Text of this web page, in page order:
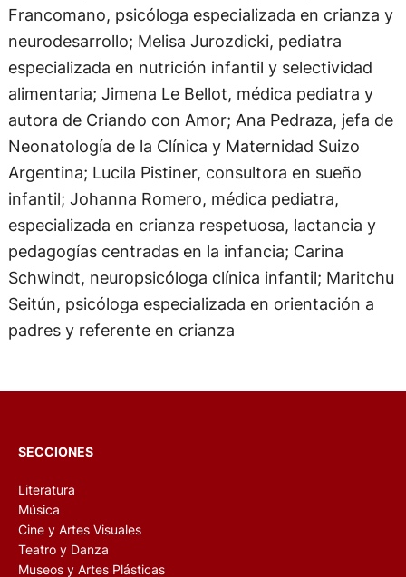
Francomano, psicóloga especializada en crianza y
neurodesarrollo; Melisa Jurozdicki, pediatra
especializada en nutrición infantil y selectividad
alimentaria; Jimena Le Bellot, médica pediatra y
autora de Criando con Amor; Ana Pedraza, jefa de
Neonatología de la Clínica y Maternidad Suizo
Argentina; Lucila Pistiner, consultora en sueño
infantil; Johanna Romero, médica pediatra,
especializada en crianza respetuosa, lactancia y
pedagogías centradas en la infancia; Carina
Schwindt, neuropsicóloga clínica infantil; Maritchu
Seitún, psicóloga especializada en orientación a
padres y referente en crianza
SECCIONES
Literatura
Música
Cine y Artes Visuales
Teatro y Danza
Museos y Artes Plásticas